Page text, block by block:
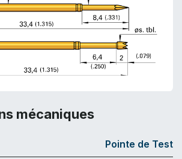
mécaniques
Pointe de Test